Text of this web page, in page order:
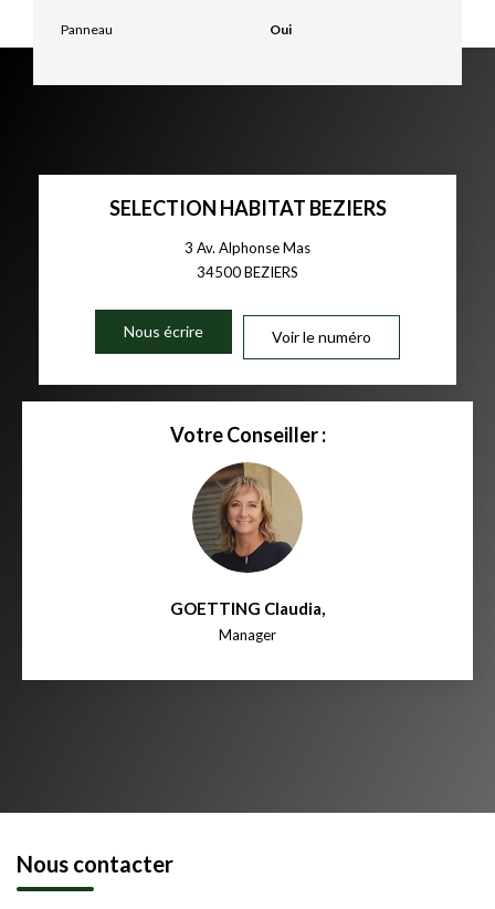
Panneau Oui
SELECTION HABITAT BEZIERS
3 Av. Alphonse Mas
34500BEZIERS
Nous écrire Voir le numéro
Votre Conseiller :
GOETTING Claudia,
Manager
Nous contacter